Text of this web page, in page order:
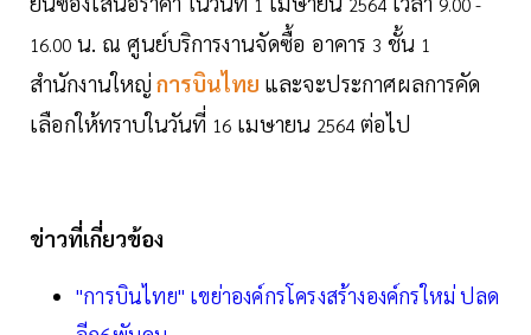
16.00 น. ณ ศูนย์บริการงานจัดซื้อ อาคาร 3 ชั้น 1
สำนักงานใหญ่ การบินไทย และจะประกาศผลการคัด
เลือกให้ทราบในวันที่ 16 เมษายน 2564 ต่อไป
ข่าวที่เกี่ยวข้อง
"การบินไทย" เขย่าองค์กรโครงสร้างองค์กรใหม่ ปลด